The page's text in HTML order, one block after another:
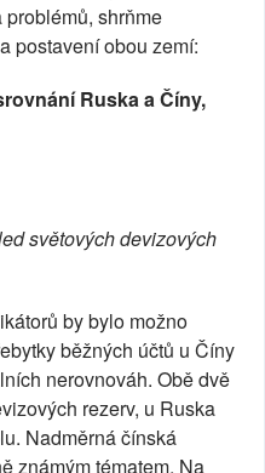
shrňme
postavení obou zemí:
Ruska a Číny,
světových devizových
by bylo možno
běžných účtů u Číny
nerovnováh. Obě dvě
rezerv, u Ruska
Nadměrná čínská
známým tématem. Na